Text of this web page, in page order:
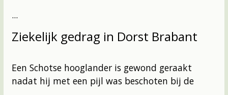
...
Ziekelijk gedrag in Dorst Brabant
Een Schotse hooglander is gewond geraakt
nadat hij met een pijl was beschoten bij de